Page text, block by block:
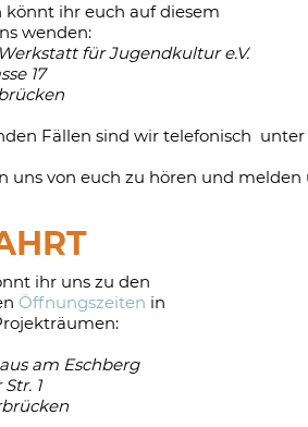
könnt ihr euch auf diesem
wenden:
für Jugendkultur e.V.
17
Fällen sind wir telefonisch unter
uns von euch zu hören und
ihr uns zu den
Öffnungszeiten in
am Eschberg
1